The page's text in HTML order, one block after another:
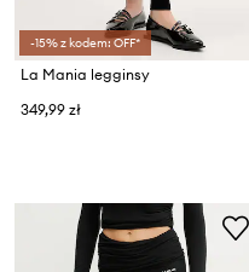
-15% z kodem: OFF*
La Mania legginsy
349,99 zł